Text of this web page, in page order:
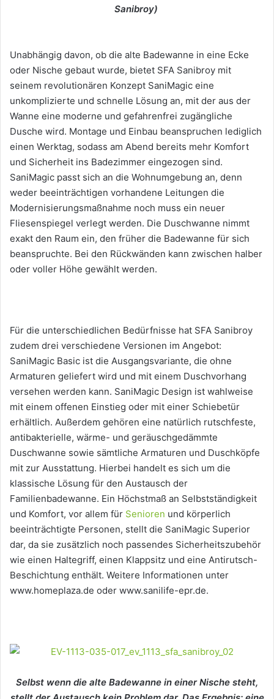
Sanibroy)
Unabhängig davon, ob die alte Badewanne in eine Ecke
oder Nische gebaut wurde, bietet SFA Sanibroy mit
seinem revolutionären Konzept SaniMagic eine
unkomplizierte und schnelle Lösung an, mit der aus der
Wanne eine moderne und gefahrenfrei zugängliche
Dusche wird. Montage und Einbau beanspruchen lediglich
einen Werktag, sodass am Abend bereits mehr Komfort
und Sicherheit ins Badezimmer eingezogen sind.
SaniMagic passt sich an die Wohnumgebung an, denn
weder beeinträchtigen vorhandene Leitungen die
Modernisierungsmaßnahme noch muss ein neuer
Fliesenspiegel verlegt werden. Die Duschwanne nimmt
exakt den Raum ein, den früher die Badewanne für sich
beanspruchte. Bei den Rückwänden kann zwischen halber
oder voller Höhe gewählt werden.
Für die unterschiedlichen Bedürfnisse hat SFA Sanibroy
zudem drei verschiedene Versionen im Angebot:
SaniMagic Basic ist die Ausgangsvariante, die ohne
Armaturen geliefert wird und mit einem Duschvorhang
versehen werden kann. SaniMagic Design ist wahlweise
mit einem offenen Einstieg oder mit einer Schiebetür
erhältlich. Außerdem gehören eine natürlich rutschfeste,
antibakterielle, wärme- und geräuschgedämmte
Duschwanne sowie sämtliche Armaturen und Duschköpfe
mit zur Ausstattung. Hierbei handelt es sich um die
klassische Lösung für den Austausch der
Familienbadewanne. Ein Höchstmaß an Selbstständigkeit
und Komfort, vor allem für Senioren und körperlich
beeinträchtigte Personen, stellt die SaniMagic Superior
dar, da sie zusätzlich noch passendes Sicherheitszubehör
wie einen Haltegriff, einen Klappsitz und eine Antirutsch-
Beschichtung enthält. Weitere Informationen unter
www.homeplaza.de oder www.sanilife-epr.de.
Selbst wenn die alte Badewanne in einer Nische steht,